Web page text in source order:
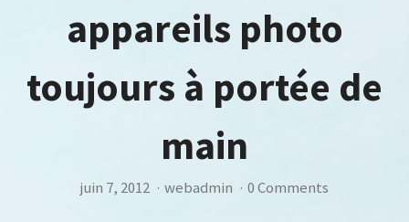
appareils photo
toujours à portée de
main
juin 7, 2012 · webadmin · 0 Comments